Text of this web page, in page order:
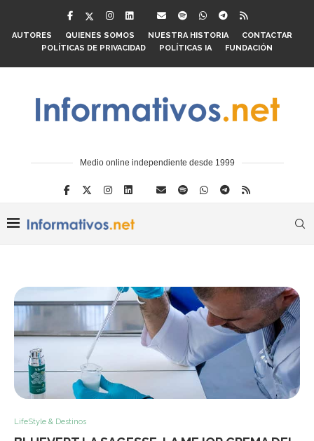
AUTORES QUIENES SOMOS NUESTRA HISTORIA
CONTACTAR
POLÍTICAS DE PRIVACIDAD
POLÍTICAS IA FUNDACIÓN
Medio online independiente desde 1999
LifeStyle & Destinos